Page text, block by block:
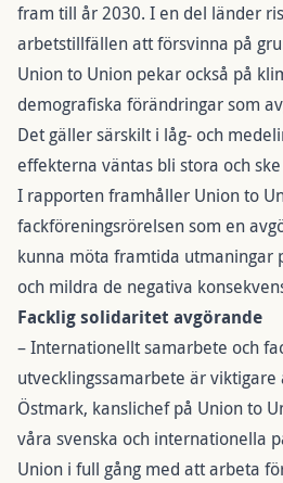
fram till år 2030. I en del länder
arbetstillfällen att försvinna på
Union to Union pekar också på
demografiska förändringar som
Det gäller särskilt i låg- och
effekterna väntas bli stora och
I rapporten framhåller Union to
fackföreningsrörelsen som en
kunna möta framtida utmaningar
och mildra de negativa
Facklig solidaritet avgörande
– Internationellt samarbete och
utvecklingssamarbete är viktigare
Östmark, kanslichef på Union to
våra svenska och internationella
Union i full gång med att arbeta